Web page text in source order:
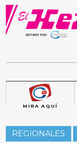
Skip
content
MIRA AQUÍ
REGIONALES